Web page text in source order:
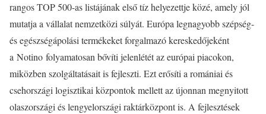
rangos TOP 500-as listájának első tíz helyezettje közé, amely jól
mutatja a vállalat nemzetközi súlyát. Európa legnagyobb szépség-
és egészségápolási termékeket forgalmazó kereskedőjeként
a Notino folyamatosan bővíti jelenlétét az európai piacokon,
miközben szolgáltatásait is fejleszti. Ezt erősíti a romániai és
csehországi logisztikai központok mellett az újonnan megnyitott
olaszországi és lengyelországi raktárközpont is. A fejlesztések